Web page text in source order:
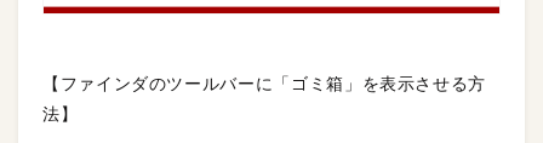
【ファインダのツールバーに「ゴミ箱」を表示させる方
法】